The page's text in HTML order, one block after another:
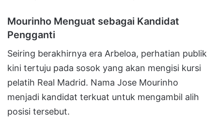
Mourinho Menguat sebagai Kandidat
Pengganti
Seiring berakhirnya era Arbeloa, perhatian publik
kini tertuju pada sosok yang akan mengisi kursi
pelatih Real Madrid. Nama Jose Mourinho
menjadi kandidat terkuat untuk mengambil alih
posisi tersebut.